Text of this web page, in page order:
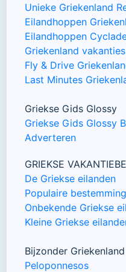
Unieke Griekenland
Eilandhoppen
Eilandhoppen
Griekenland vakanties
Fly & Drive
Last Minutes
Griekse Gids Glossy
Griekse Gids Glossy
Adverteren
GRIEKSE
De Griekse eilanden
Populaire
Onbekende Griekse
Kleine Griekse
Bijzonder Griekenland
Peloponnesos